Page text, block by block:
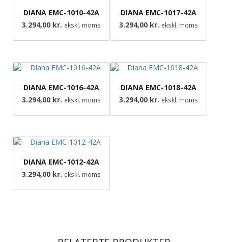
DIANA EMC-1010-42A
3.294,00 kr. ekskl. moms
DIANA EMC-1017-42A
3.294,00 kr. ekskl. moms
DIANA EMC-1016-42A
3.294,00 kr. ekskl. moms
DIANA EMC-1018-42A
3.294,00 kr. ekskl. moms
DIANA EMC-1012-42A
3.294,00 kr. ekskl. moms